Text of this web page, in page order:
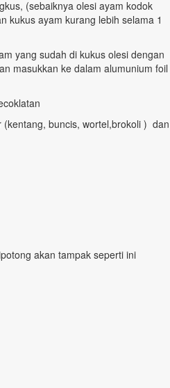
(sebaiknya olesi ayam kodok
kukus ayam kurang lebih selama 1
yang sudah di kukus olesi dengan
masukkan ke dalam alumunium foil
buncis, wortel,brokoli ) dan
akan tampak seperti ini